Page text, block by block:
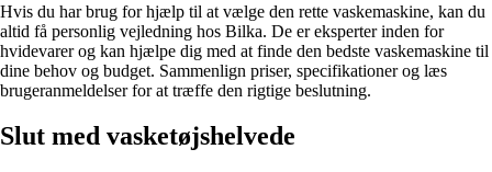
Hvis du har brug for hjælp til at vælge den rette vaskemaskine, kan du
altid få personlig vejledning hos Bilka. De er eksperter inden for
hvidevarer og kan hjælpe dig med at finde den bedste vaskemaskine til
dine behov og budget. Sammenlign priser, specifikationer og læs
brugeranmeldelser for at træffe den rigtige beslutning.
Slut med vasketøjshelvede